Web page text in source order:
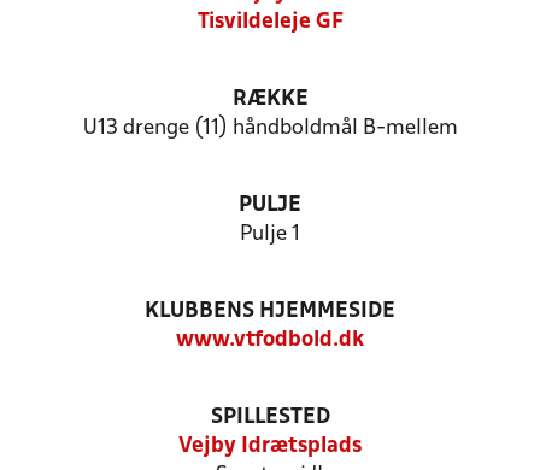
Tisvildeleje GF
RÆKKE
U13 drenge (11) håndboldmål B-mellem
PULJE
Pulje 1
KLUBBENS HJEMMESIDE
www.vtfodbold.dk
SPILLESTED
Vejby Idrætsplads